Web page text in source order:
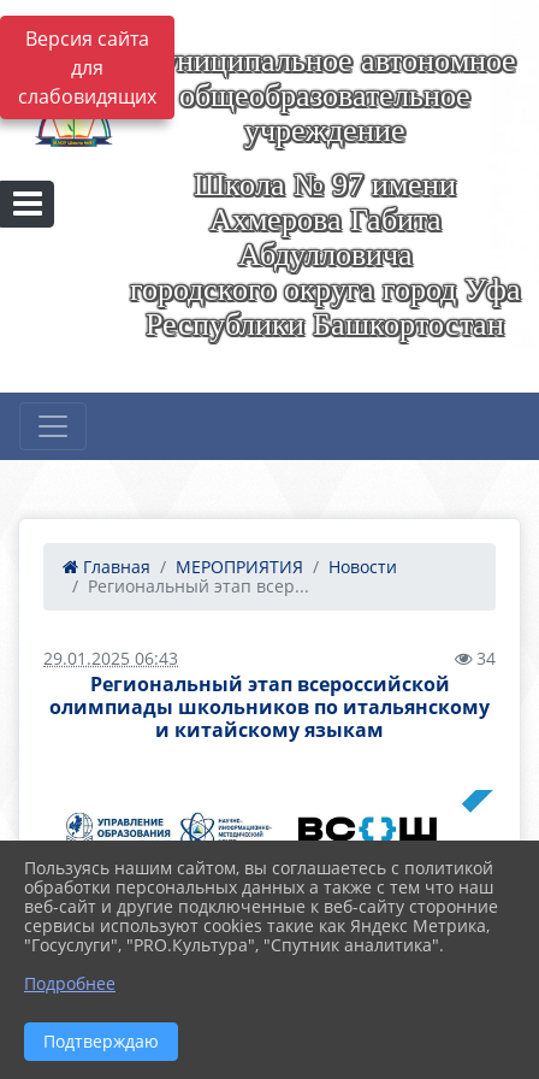
Версия сайта
для
слабовидящих
Муниципальное автономное
общеобразовательное
учреждение
Школа № 97 имени
Ахмерова Габита
Абдулловича
городского округа город Уфа
Республики Башкортостан
Главная МЕРОПРИЯТИЯ
Новости
Региональный этап всер...
29.01.2025 06:43 34
Региональный этап всероссийской
олимпиады школьников по итальянскому
и китайскому языкам
Пользуясь нашим сайтом, вы соглашаетесь с политикой
обработки персональных данных а также с тем что наш
веб-сайт и другие подключенные к веб-сайту сторонние
сервисы используют cookies такие как Яндекс Метрика,
"Госуслуги", "PRO.Культура", "Спутник аналитика".
Подробнее
Подтверждаю